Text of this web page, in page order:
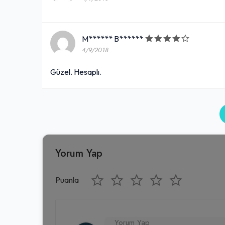
M****** B******
4/9/2018
Güzel. Hesaplı.
Yorum Yap
Puanla